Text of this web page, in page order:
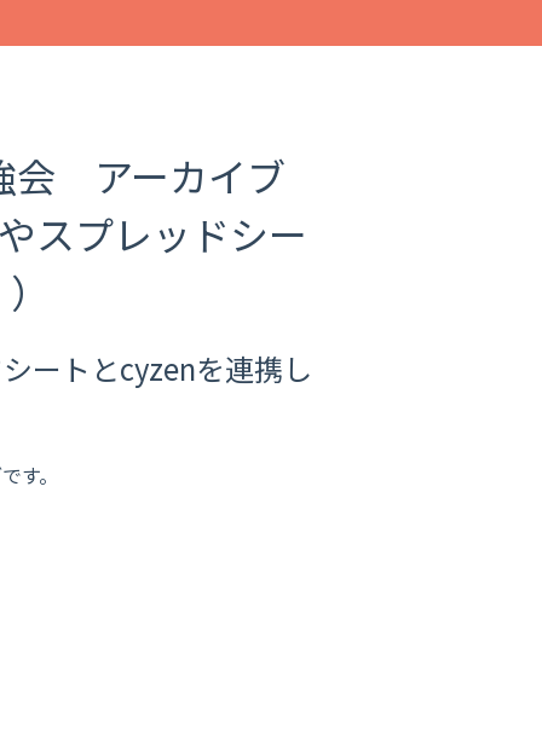
会 アーカイブ
スプレッドシー
ートとcyzenを連携し
す。